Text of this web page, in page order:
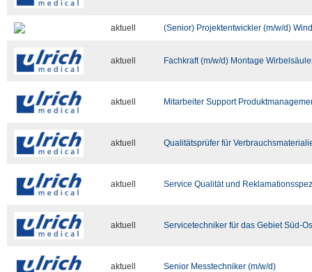
aktuell (Senior) Projektentwickler (m/w/d) Wind
aktuell Fachkraft (m/w/d) Montage
aktuell Mitarbeiter Support
aktuell Qualitätsprüfer für
aktuell Service Qualität und
aktuell Servicetechniker für das Gebiet Süd-
aktuell Senior Messtechniker (m/w/d)